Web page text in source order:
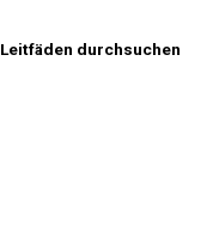
Leitfäden durchsuchen